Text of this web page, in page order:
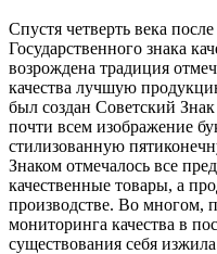
Спустя четверть века
Государственного знака
возрождена традиция
качества лучшую
был создан Советский Знак
почти всем изображение
стилизованную
Знаком отмечалось все
качественные товары, а
производстве. Во многом,
мониторинга качества в
существования себя